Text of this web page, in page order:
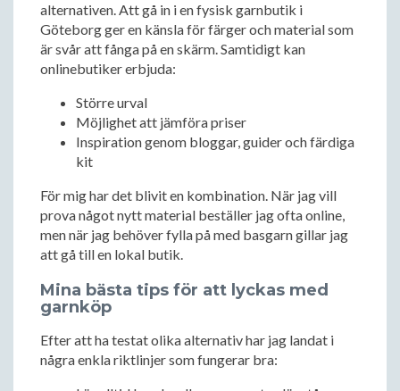
alternativen. Att gå in i en fysisk garnbutik i
Göteborg ger en känsla för färger och material som
är svår att fånga på en skärm. Samtidigt kan
onlinebutiker erbjuda:
Större urval
Möjlighet att jämföra priser
Inspiration genom bloggar, guider och färdiga
kit
För mig har det blivit en kombination. När jag vill
prova något nytt material beställer jag ofta online,
men när jag behöver fylla på med basgarn gillar jag
att gå till en lokal butik.
Mina bästa tips för att lyckas med
garnköp
Efter att ha testat olika alternativ har jag landat i
några enkla riktlinjer som fungerar bra: